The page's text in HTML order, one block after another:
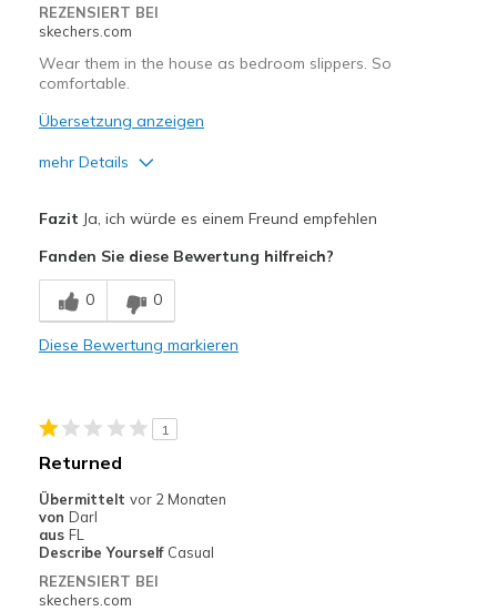
REZENSIERT BEI
skechers.com
Wear them in the house as bedroom slippers. So
comfortable.
Übersetzung anzeigen
mehr Details
Breathe Well
Comfortable
Geeignete Verwendung
Width
Sizing
Feels true to size
View On Shoes
Fazit Ja, ich würde es einem Freund empfehlen
Fanden Sie diese Bewertung hilfreich?
0 0
Diese Bewertung markieren
1
Returned
Übermittelt vor 2 Monaten
von Darl
aus FL
Describe Yourself Casual
REZENSIERT BEI
skechers.com